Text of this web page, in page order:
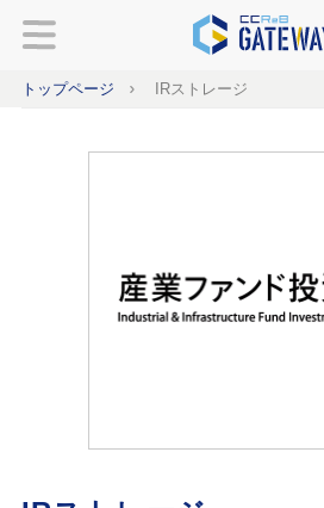
トップページ IRストレージ